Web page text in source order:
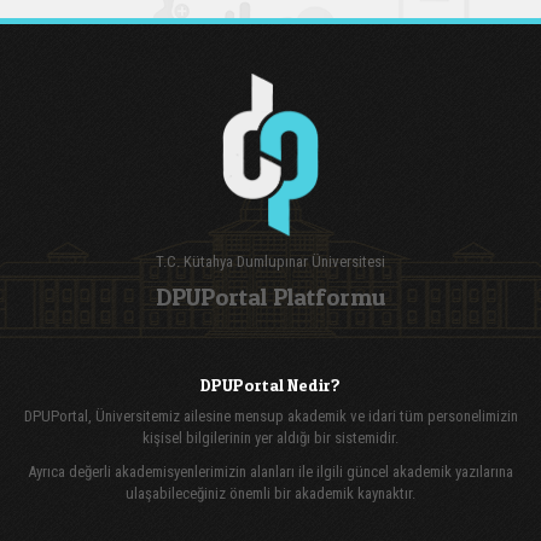
T.C. Kütahya Dumlupınar Üniversitesi
DPUPortal Platformu
DPUPortal Nedir?
DPUPortal, Üniversitemiz ailesine mensup akademik ve idari tüm personelimizin
kişisel bilgilerinin yer aldığı bir sistemidir.
Ayrıca değerli akademisyenlerimizin alanları ile ilgili güncel akademik yazılarına
ulaşabileceğiniz önemli bir akademik kaynaktır.